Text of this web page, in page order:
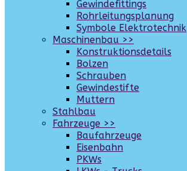
Gewindefittings
Rohrleitungsplanung
Symbole Elektrotechnik
Maschinenbau >>
Konstruktionsdetails
Bolzen
Schrauben
Gewindestifte
Muttern
Stahlbau
Fahrzeuge >>
Baufahrzeuge
Eisenbahn
PKWs